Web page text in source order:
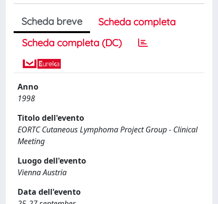
Scheda breve
Scheda completa
Scheda completa (DC)
Anno
1998
Titolo dell'evento
EORTC Cutaneous Lymphoma Project Group - Clinical
Meeting
Luogo dell'evento
Vienna Austria
Data dell'evento